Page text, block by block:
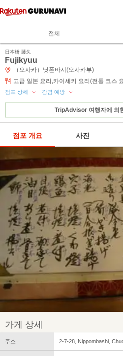
전체
日本橋 藤久
Fujikyuu
（오사카）닛폰바시(오사카부)
고급 일본 요리,카이세키 요리(전통 코스
점포 상세 감염 예방
TripAdvisor 여행자에 의
점포 개요 사진
가게 상세
주소 2-7-28, Nippombashi,